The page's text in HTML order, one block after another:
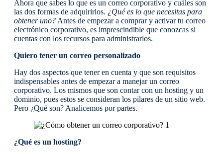
Ahora que sabes lo que es un correo corporativo y cuáles son
las dos formas de adquirirlos. ¿Qué es lo que necesitas para
obtener uno? Antes de empezar a comprar y activar tu correo
electrónico corporativo, es imprescindible que conozcas si
cuentas con los recursos para administrarlos.
Quiero tener un correo personalizado
Hay dos aspectos que tener en cuenta y que son requisitos
indispensables antes de empezar a manejar un correo
corporativo. Los mismos que son contar con un hosting y un
dominio, pues estos se consideran los pilares de un sitio web.
Pero ¿Qué son? Analicemos por partes.
¿Qué es un hosting?